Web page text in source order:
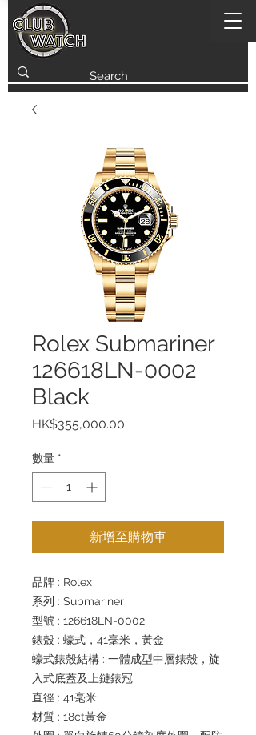
Rolex Submariner
126618LN-0002
Black
HK$355,000.00
數量 *
新增至購物車
品牌 : Rolex
系列 : Submariner
型號 : 126618LN-0002
錶殼 : 蠔式，41毫米，黃金
蠔式錶殼結構 : 一體成型中層錶殼，旋
入式底蓋及上鏈錶冠
直徑 : 41毫米
材質 : 18ct黃金